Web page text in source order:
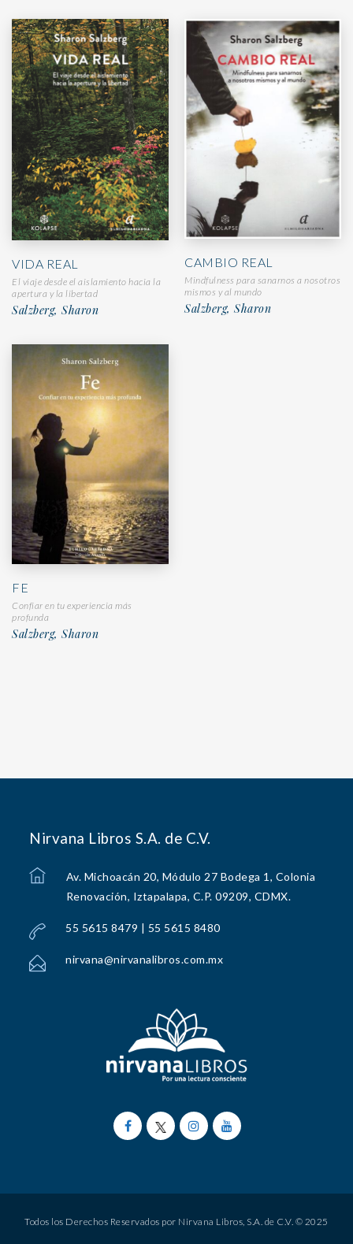
VIDA REAL
El viaje desde el aislamiento hacia la
apertura y la libertad
Salzberg, Sharon
CAMBIO REAL
Mindfulness para sanarnos a nosotros
mismos y al mundo
Salzberg, Sharon
FE
Confiar en tu experiencia más
profunda
Salzberg, Sharon
Nirvana Libros S.A. de C.V.
Av. Michoacán 20, Módulo 27 Bodega 1, Colonia
Renovación, Iztapalapa, C.P. 09209, CDMX.
55 5615 8479 | 55 5615 8480
nirvana@nirvanalibros.com.mx
Todos los Derechos Reservados por Nirvana Libros, S.A. de C.V. © 2025